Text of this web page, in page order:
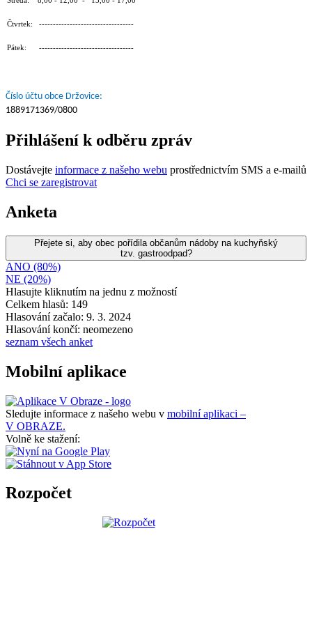
Čtvrtek: ----------------------------------
Pátek: ----------------------------------
Číslo účtu obce Držovice:
1889171369/0800
Přihlášení k odběru zpráv
Dostávejte informace z našeho webu prostřednictvím SMS a e-mailů
Chci se zaregistrovat
Anketa
Přejete si, aby obec pořídila občanům nádoby na kuchyňský
tzv. gastroodpad?
ANO (80%)
NE (20%)
Hlasujte kliknutím na jednu z možností
Celkem hlasů: 149
Hlasování začalo: 9. 3. 2024
Hlasování končí: neomezeno
seznam všech anket
Mobilní aplikace
Sledujte informace z našeho webu v mobilní aplikaci –
V OBRAZE.
Volně ke stažení:
Rozpočet